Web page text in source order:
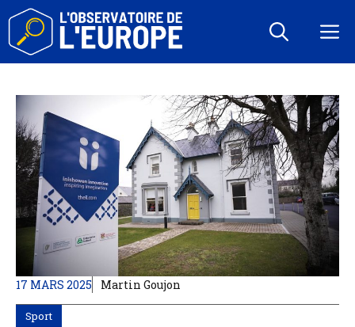
Aller
contenu
17 MARS 2025 Martin Goujon
Sport